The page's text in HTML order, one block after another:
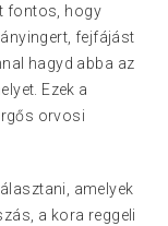
fontos, hogy
fejfájást
hagyd abba az
Ezek a
orvosi
amelyek
a kora reggeli